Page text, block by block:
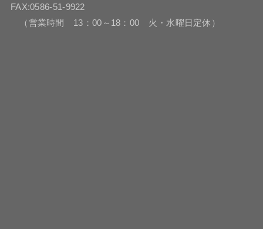
FAX:0586-51-9922
（営業時間 13：00～18：00 火・水曜日定休）